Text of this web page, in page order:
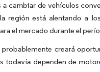
cambiar de vehículos
región está alentando a
el mercado durante el
creará
dependen de